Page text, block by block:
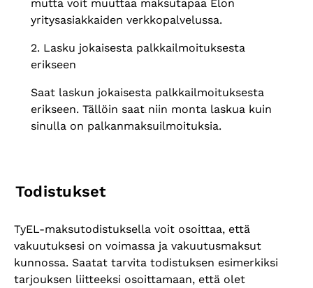
mutta voit muuttaa maksutapaa Elon
yritysasiakkaiden verkkopalvelussa.
2. Lasku jokaisesta palkkailmoituksesta
erikseen
Saat laskun jokaisesta palkkailmoituksesta
erikseen. Tällöin saat niin monta laskua kuin
sinulla on palkanmaksuilmoituksia.
Todistukset
TyEL-maksutodistuksella voit osoittaa, että
vakuutuksesi on voimassa ja vakuutusmaksut
kunnossa. Saatat tarvita todistuksen esimerkiksi
tarjouksen liitteeksi osoittamaan, että olet